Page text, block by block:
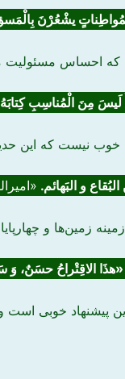
یشْعُرْنَ
که احساس مسئولیت
مِنَ الْمُناسِبِ کِتابَهُ
خوب نیست که این
البُقاع و البَهائم.
زمین‌ها و
الاقِتْراحُ حسَنٌ، وَ
پیشنهاد خوبی است